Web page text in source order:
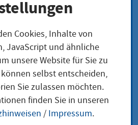
(nicht EU/EWR):
(nicht
Cookies, Inhalte von
JavaScript und ähnliche
unsere Website für Sie zu
selbst entscheiden,
Sie zulassen möchten.
finden Sie in unseren
/ Impressum.